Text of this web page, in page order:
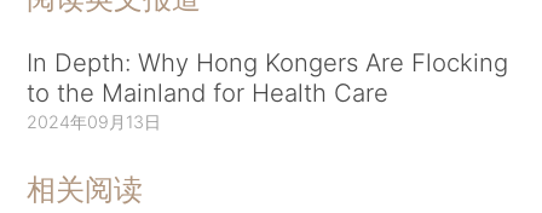
In Depth: Why Hong Kongers Are Flocking
to the Mainland for Health Care
2024年09月13日
相关阅读